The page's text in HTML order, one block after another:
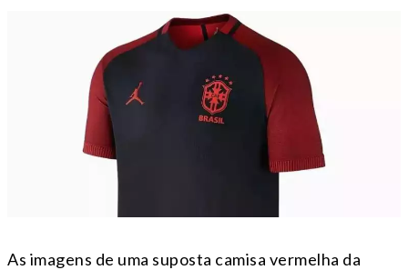
As imagens de uma suposta camisa vermelha da